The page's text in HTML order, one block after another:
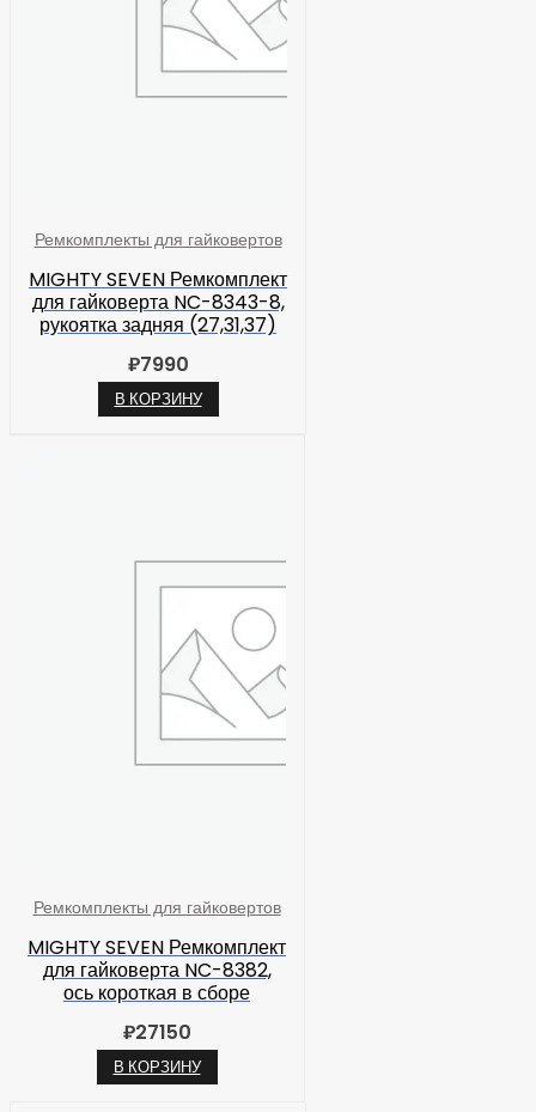
Ремкомплекты для гайковертов
MIGHTY SEVEN Ремкомплект
для гайковерта NC-8343-8,
рукоятка задняя (27,31,37)
₽7990
В КОРЗИНУ
Ремкомплекты для гайковертов
MIGHTY SEVEN Ремкомплект
для гайковерта NC-8382,
ось короткая в сборе
₽27150
В КОРЗИНУ